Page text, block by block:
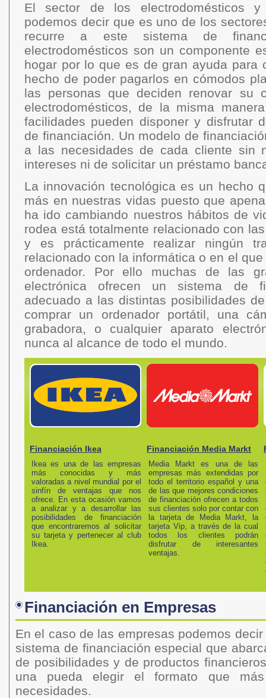
El sector de los electrodomésticos
podemos decir que es uno de los
recurre a este sistema de
electrodomésticos son un componente
hogar por lo que es de gran ayuda para
hecho de poder pagarlos en cómodos
las personas que deciden renovar su
electrodomésticos, de la misma
facilidades pueden disponer y disfrutar
de financiación. Un modelo de
a las necesidades de cada cliente sin
intereses ni de solicitar un préstamo
La innovación tecnológica es un hecho
más en nuestras vidas puesto que
ha ido cambiando nuestros hábitos de
rodea está totalmente relacionado con
y es prácticamente realizar ningún
relacionado con la informática o en el
ordenador. Por ello muchas de las
electrónica ofrecen un sistema de
adecuado a las distintas posibilidades
comprar un ordenador portátil, una
grabadora, o cualquier aparato
nunca al alcance de todo el mundo.
Financiación Ikea
Ikea es una de las empresas
más conocidas y más
valoradas a nivel mundial por el
sinfín de ventajas que nos
ofrece. En esta ocasión vamos
a analizar y a desarrollar las
posibilidades de financiación
que encontraremos al solicitar
su tarjeta y pertenecer al club
Ikea.
Financiación Media Markt
Media Markt es una de las
empresas más extendidas por
todo el territorio español y una
de las que mejores condiciones
de financiación ofrecen a todos
sus clientes solo por contar con
la tarjeta de Media Markt, la
tarjeta Vip, a través de la cual
todos los clientes podrán
disfrutar de interesantes
ventajas.
Financiación en Empresas
En el caso de las empresas podemos
sistema de financiación especial que
de posibilidades y de productos
una pueda elegir el formato que
necesidades.